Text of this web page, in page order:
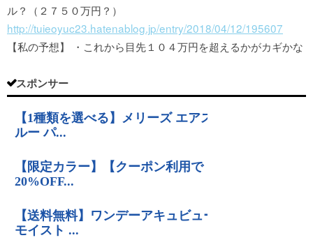
ル？（２７５０万円？）
http://tuieoyuc23.hatenablog.jp/entry/2018/04/12/195607
【私の予想】 ・これから目先１０４万円を超えるかがカギかな
スポンサー